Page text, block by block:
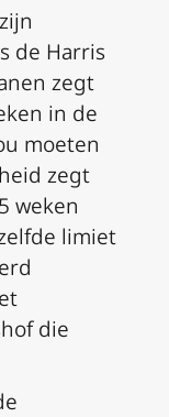
zijn
de Harris
zegt
in de
moeten
zegt
weken
limiet
die